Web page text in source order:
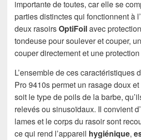
importante de toutes, car elle se
parties distinctes qui fonctionnent à
deux rasoirsOptiFoilavec
tondeuse pour soulever et couper,
couper directement et une
L’ensemble de ces caractéristiques
Pro 9410s permet un rasage doux
soit le type de poils de la barbe,
relevés ou sinusoïdaux. Il convient
lames et le corps du rasoir sont
ce qui rend l’appareil hygiénique,